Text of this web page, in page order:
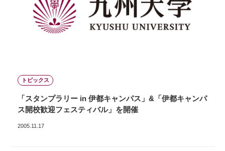
トピックス
「スタンプラリー in 伊都キャンパス」&「伊都キャンパ
ス開校歓迎フェスティバル」を開催
2005.11.17